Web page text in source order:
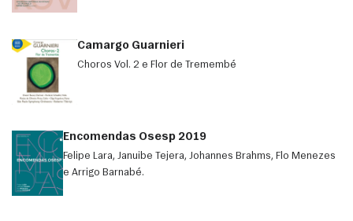
Camargo Guarnieri
Choros Vol. 2 e Flor de Tremembé
Encomendas Osesp 2019
Felipe Lara, Januibe Tejera, Johannes Brahms, Flo Menezes
e Arrigo Barnabé.